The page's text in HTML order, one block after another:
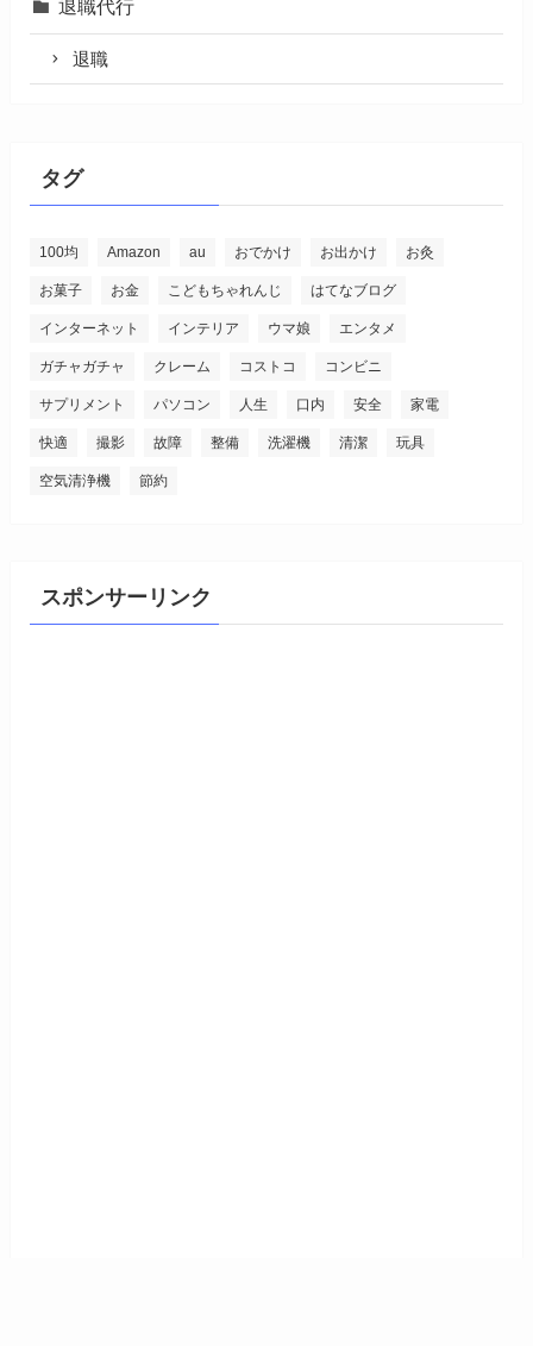
退職代行
退職
タグ
100均 Amazon au おでかけ お出かけ お灸
お菓子 お金 こどもちゃれんじ はてなブログ
インターネット インテリア ウマ娘 エンタメ
ガチャガチャ クレーム コストコ コンビニ
サプリメント パソコン 人生 口内 安全 家電
快適 撮影 故障 整備 洗濯機 清潔 玩具
空気清浄機 節約
スポンサーリンク